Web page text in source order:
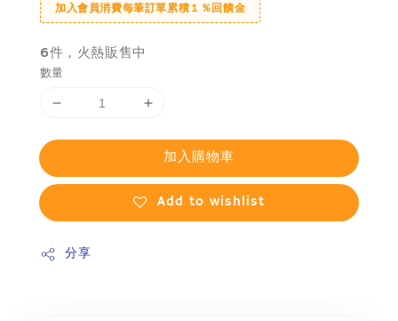
加入會員消費每筆訂單累積１％回饋金
6件，火熱販售中
數量
加入購物車
Add to wishlist
分享